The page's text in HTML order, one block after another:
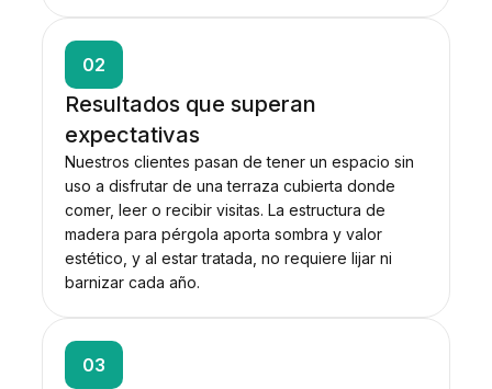
02
Resultados que superan
expectativas
Nuestros clientes pasan de tener un espacio sin
uso a disfrutar de una terraza cubierta donde
comer, leer o recibir visitas. La estructura de
madera para pérgola aporta sombra y valor
estético, y al estar tratada, no requiere lijar ni
barnizar cada año.
03